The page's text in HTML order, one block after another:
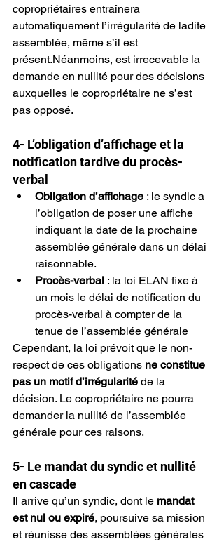
copropriétaires entraînera
automatiquement l’irrégularité de ladite
assemblée, même s’il est
présent.Néanmoins, est irrecevable la
demande en nullité pour des décisions
auxquelles le copropriétaire ne s’est
pas opposé.
4- L’obligation d’affichage et la
notification tardive du procès-
verbal
Obligation d’affichage : le syndic a
l’obligation de poser une affiche
indiquant la date de la prochaine
assemblée générale dans un délai
raisonnable.
Procès-verbal : la loi ELAN fixe à
un mois le délai de notification du
procès-verbal à compter de la
tenue de l’assemblée générale
Cependant, la loi prévoit que le non-
respect de ces obligations ne constitue
pas un motif d’irrégularité de la
décision. Le copropriétaire ne pourra
demander la nullité de l’assemblée
générale pour ces raisons.
5- Le mandat du syndic et nullité
en cascade
Il arrive qu’un syndic, dont le mandat
est nul ou expiré, poursuive sa mission
et réunisse des assemblées générales